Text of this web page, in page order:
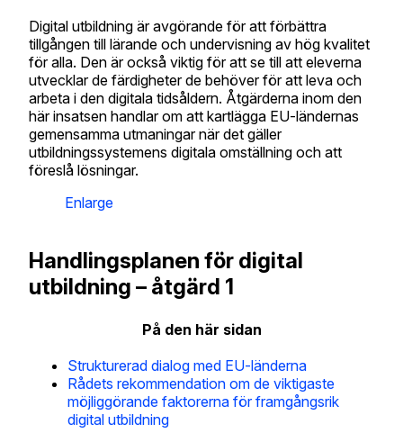
Digital utbildning är avgörande för att förbättra
tillgången till lärande och undervisning av hög kvalitet
för alla. Den är också viktig för att se till att eleverna
utvecklar de färdigheter de behöver för att leva och
arbeta i den digitala tidsåldern. Åtgärderna inom den
här insatsen handlar om att kartlägga EU-ländernas
gemensamma utmaningar när det gäller
utbildningssystemens digitala omställning och att
föreslå lösningar.
Enlarge
Handlingsplanen för digital
utbildning – åtgärd 1
På den här sidan
Strukturerad dialog med EU-länderna
Rådets rekommendation om de viktigaste
möjliggörande faktorerna för framgångsrik
digital utbildning